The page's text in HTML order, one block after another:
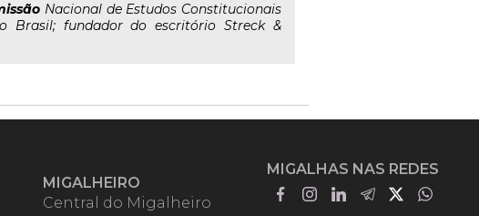
Nacional de Estudos Constitucionais
Brasil; fundador do escritório Streck &
MIGALHEIRO
Central do Migalheiro
MIGALHAS NAS REDES